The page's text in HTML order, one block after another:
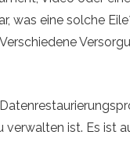
was eine solche
ist. Es ist